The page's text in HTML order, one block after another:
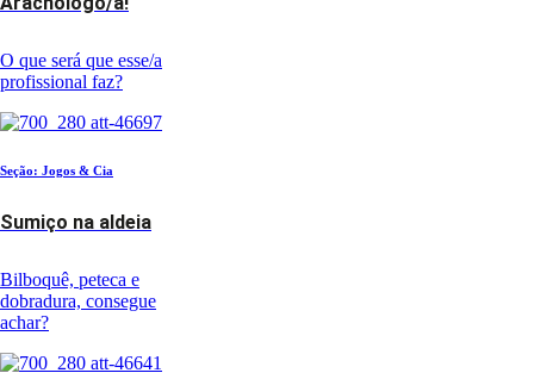
O que será que esse/a
profissional faz?
Seção: Jogos & Cia
Sumiço na aldeia
Bilboquê, peteca e
dobradura, consegue
achar?